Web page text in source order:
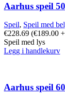
Aarhus speil
Speil, Speil med
€228.69 (€189.00
Speil med lys
Legg i handlekurv
Aarhus speil